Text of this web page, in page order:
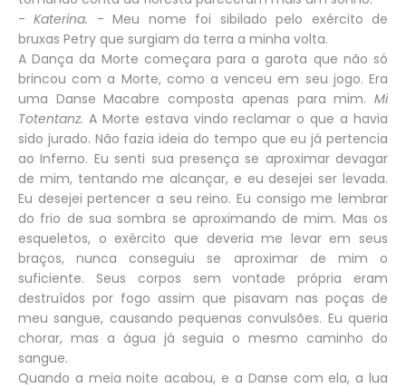
-Katerina. - Meu nome foi sibilado pelo exército de
bruxas Petry que surgiam da terra a minha volta.
A Dança da Morte começara para a garota que não só
brincou com a Morte, como a venceu em seu jogo. Era
uma Danse Macabre composta apenas para mim. Mi
Totentanz. A Morte estava vindo reclamar o que a havia
sido jurado. Não fazia ideia do tempo que eu já pertencia
ao Inferno. Eu senti sua presença se aproximar devagar
de mim, tentando me alcançar, e eu desejei ser levada.
Eu desejei pertencer a seu reino. Eu consigo me lembrar
do frio de sua sombra se aproximando de mim. Mas os
esqueletos, o exército que deveria me levar em seus
braços, nunca conseguiu se aproximar de mim o
suficiente. Seus corpos sem vontade própria eram
destruídos por fogo assim que pisavam nas poças de
meu sangue, causando pequenas convulsões. Eu queria
chorar, mas a água já seguia o mesmo caminho do
sangue.
Quando a meia noite acabou, e a Danse com ela, a lua